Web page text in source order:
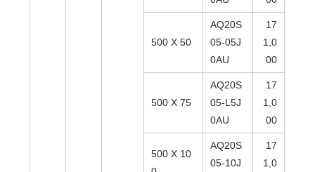
500 X 50
AQ20S
05-05J
0AU
17
1,0
00
500 X 75
AQ20S
05-L5J
0AU
17
1,0
00
500 X 10
AQ20S
05-10J
17
1,0